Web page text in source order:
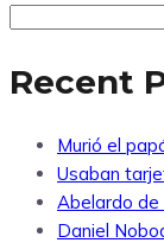
Recent
Murió el
Usaban
Abelardo de
Daniel